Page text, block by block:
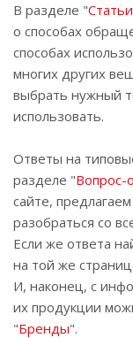
В разделе "Статьи
о способах
способах
многих других
выбрать нужный
использовать.
Ответы на
разделе "Вопрос-
сайте,
разобраться со
Если же ответа
на той же
И, наконец, с
их продукции
"Бренды".